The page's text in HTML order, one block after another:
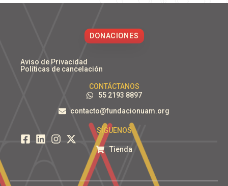
DONACIONES
Aviso de Privacidad
Políticas de cancelación
CONTÁCTANOS
55 2193 8897
contacto@fundacionuam.org
SÍGUENOS
Tienda